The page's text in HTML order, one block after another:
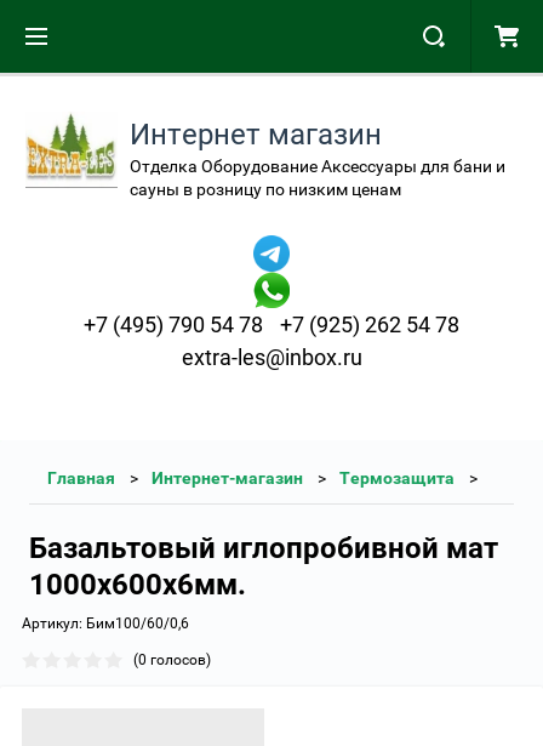
Интернет магазин
Отделка Оборудование Аксессуары для бани и
сауны в розницу по низким ценам
+7 (495) 790 54 78
+7 (925) 262 54 78
extra-les@inbox.ru
Главная Интернет-магазин Термозащита
Базальтовый иглопробивной мат
1000x600x6мм.
Артикул: Бим100/60/0,6
(0 голосов)